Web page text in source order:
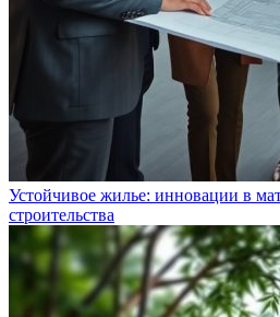
Устойчивое жилье: инновации в
строительства